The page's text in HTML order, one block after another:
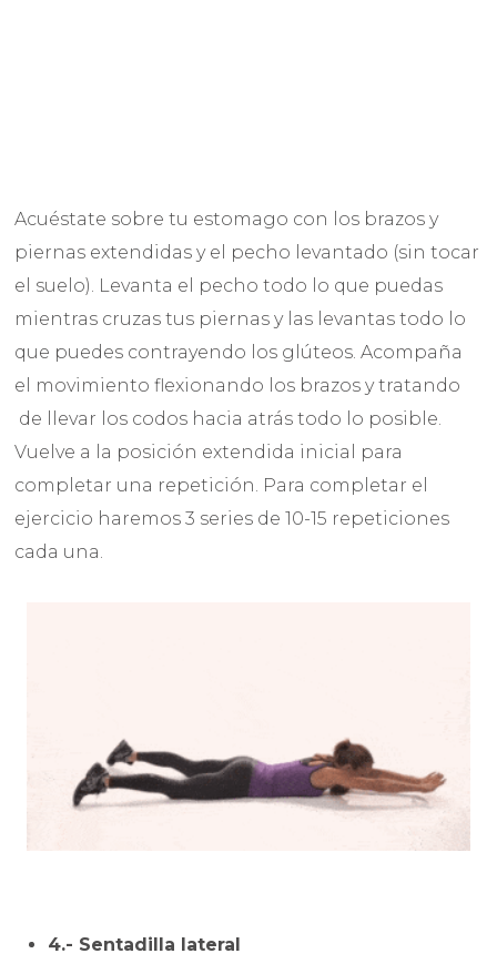
Acuéstate sobre tu estomago con los brazos y
piernas extendidas y el pecho levantado (sin tocar
el suelo). Levanta el pecho todo lo que puedas
mientras cruzas tus piernas y las levantas todo lo
que puedes contrayendo los glúteos. Acompaña
el movimiento flexionando los brazos y tratando
de llevar los codos hacia atrás todo lo posible.
Vuelve a la posición extendida inicial para
completar una repetición. Para completar el
ejercicio haremos 3 series de 10-15 repeticiones
cada una.
4.- Sentadilla lateral